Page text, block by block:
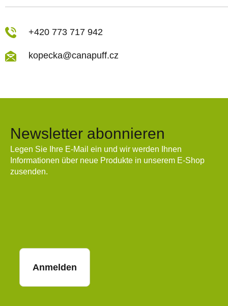
+420 773 717 942
kopecka@canapuff.cz
Newsletter abonnieren
Legen Sie Ihre E-Mail ein und wir werden Ihnen
Informationen über neue Produkte in unserem E-Shop
zusenden.
Anmelden